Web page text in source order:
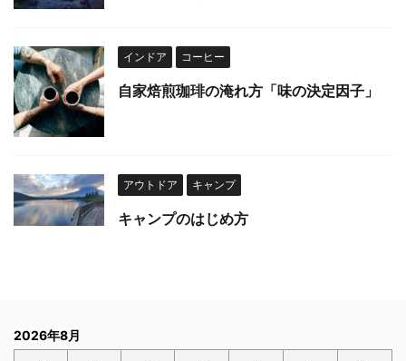
インドア コーヒー
自家焙煎珈琲の淹れ方「味の決定因子」
アウトドア キャンプ
キャンプのはじめ方
2026年8月